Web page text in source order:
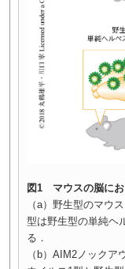
図1 マウスの脳にお
（a）野生型のマウ
型は野生型の単純ヘ
る．
（b）AIM2ノック